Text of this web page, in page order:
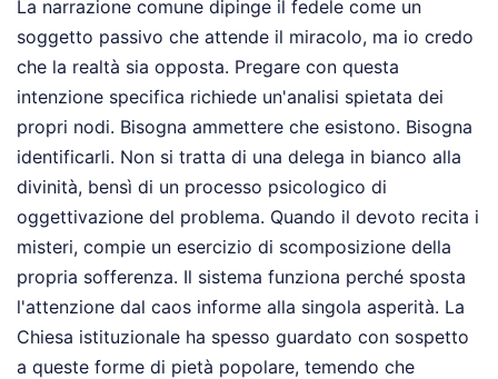
La narrazione comune dipinge il fedele come un
soggetto passivo che attende il miracolo, ma io credo
che la realtà sia opposta. Pregare con questa
intenzione specifica richiede un'analisi spietata dei
propri nodi. Bisogna ammettere che esistono. Bisogna
identificarli. Non si tratta di una delega in bianco alla
divinità, bensì di un processo psicologico di
oggettivazione del problema. Quando il devoto recita i
misteri, compie un esercizio di scomposizione della
propria sofferenza. Il sistema funziona perché sposta
l'attenzione dal caos informe alla singola asperità. La
Chiesa istituzionale ha spesso guardato con sospetto
a queste forme di pietà popolare, temendo che